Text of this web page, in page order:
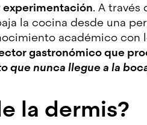
. A través
la cocina desde una
académico con
gastronómico que
que nunca llegue a la
la dermis?